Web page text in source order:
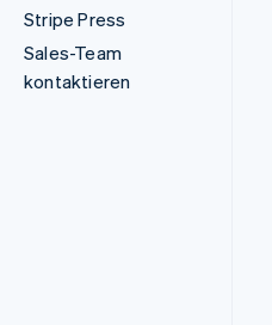
Stripe Press
Sales-Team
kontaktieren